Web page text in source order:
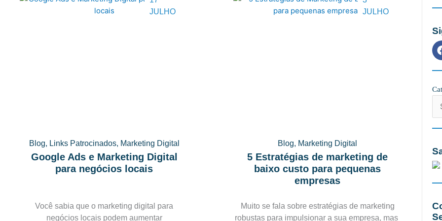
Blog, Links Patrocinados, Marketing Digital
Google Ads e Marketing Digital
para negócios locais
JULHO
Você sabia que o marketing digital para
negócios locais podem aumentar
Blog, Marketing Digital
5 Estratégias de marketing de
baixo custo para pequenas
empresas
JULHO
Muito se fala sobre estratégias de marketing
robustas para impulsionar a sua empresa, mas
b